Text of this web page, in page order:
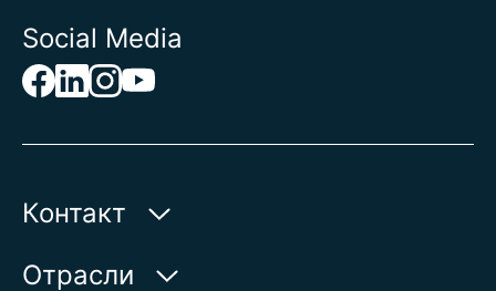
Social Media
Контакт
AUMA Riester
Отрасли